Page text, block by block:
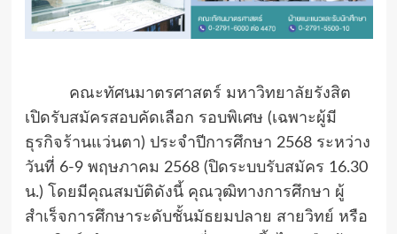
คณะทัศนมาตรศาสตร์ มหาวิทยาลัยรังสิต
เปิดรับสมัครสอบคัดเลือก รอบพิเศษ (เฉพาะผู้มี
ธุรกิจร้านแว่นตา) ประจำปีการศึกษา 2568 ระหว่าง
วันที่ 6-9 พฤษภาคม 2568 (ปิดระบบรับสมัคร 16.30
น.) โดยมีคุณสมบัติดังนี้ คุณวุฒิทางการศึกษา ผู้
สำเร็จการศึกษาระดับชั้นมัธยมปลาย สายวิทย์ หรือ